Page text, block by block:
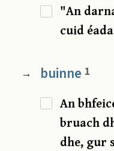
"An
cuid
→ buinne 1
An
bruach
dhe, gur